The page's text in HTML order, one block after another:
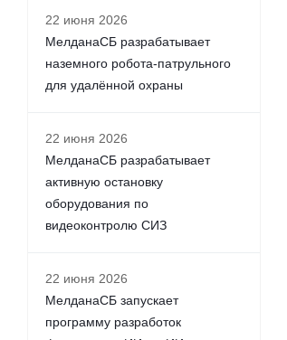
22 июня 2026
МелданаСБ разрабатывает
наземного робота-патрульного
для удалённой охраны
22 июня 2026
МелданаСБ разрабатывает
активную остановку
оборудования по
видеоконтролю СИЗ
22 июня 2026
МелданаСБ запускает
программу разработок